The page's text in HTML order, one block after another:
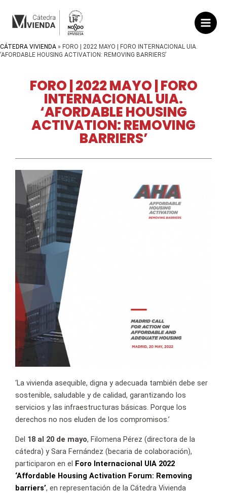
CÁTEDRA VIVIENDA » FORO | 2022 MAYO | FORO INTERNACIONAL UIA.
‘AFORDABLE HOUSING ACTIVATION: REMOVING BARRIERS’
FORO | 2022 MAYO | FORO
INTERNACIONAL UIA.
‘AFORDABLE HOUSING
ACTIVATION: REMOVING
BARRIERS’
‘La vivienda asequible, digna y adecuada también debe ser
sostenible, saludable y de calidad, garantizando los
servicios y las infraestructuras básicas. Porque los
derechos no nos eluden de los compromisos.’
Del 18 al 20 de mayo, Filomena Pérez (directora de la
cátedra) y Sara Fernández (becaria de colaboración),
participaron en el Foro Internacional UIA 2022
‘Affordable Housing Activation Forum: Removing
barriers’, en representación de la Cátedra Vivienda